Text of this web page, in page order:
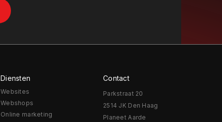
Diensten
Websites
Webshops
Online marketing
Contact
Parkstraat 20
2514 JK Den Haag
Planeet Aarde